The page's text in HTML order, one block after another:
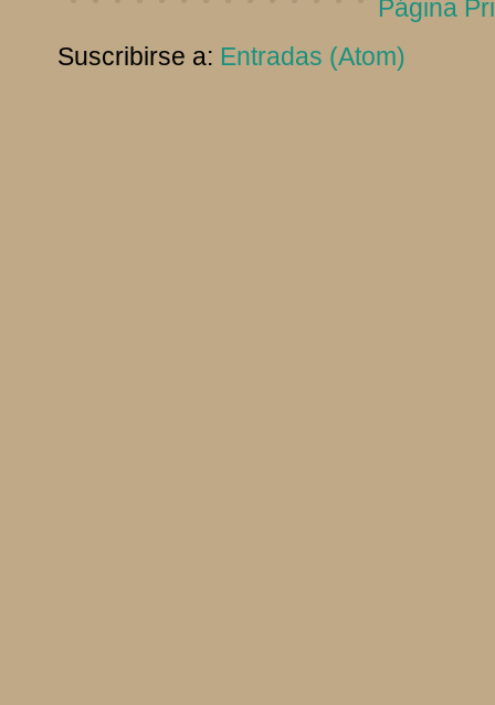
Página
Suscribirse a: Entradas (Atom)